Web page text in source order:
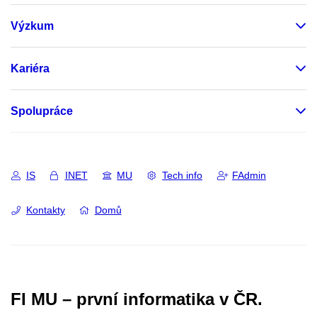
Výzkum
Kariéra
Spolupráce
IS INET MU Tech info FAdmin
Kontakty Domů
FI MU – první informatika v ČR.